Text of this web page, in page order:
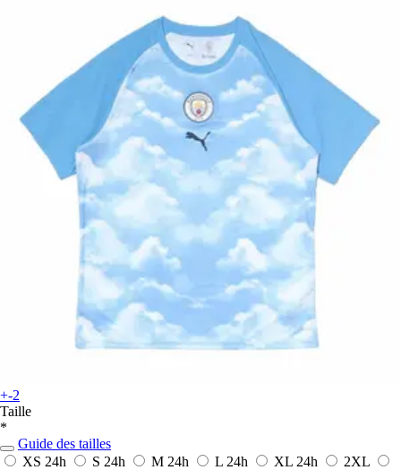
+-2
Taille
*
Guide des tailles
XS 24h S 24h M 24h L 24h XL 24h
2XL